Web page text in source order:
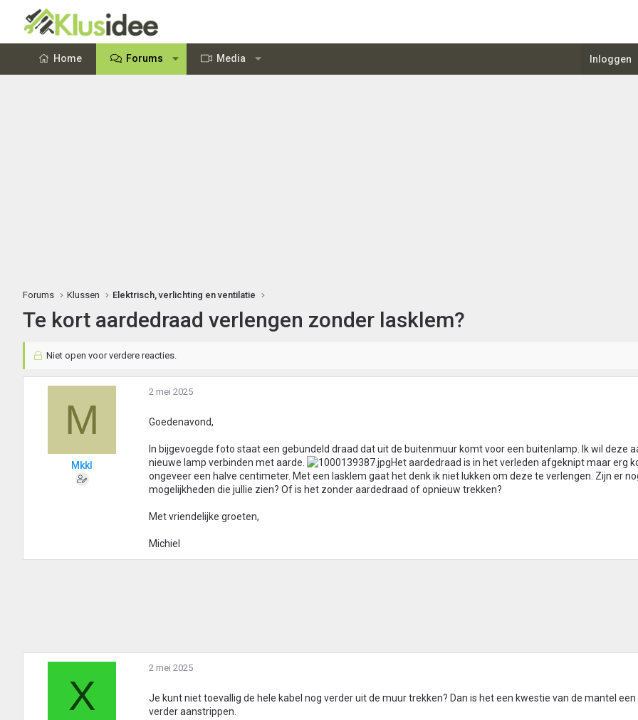
Home Forums Media Inloggen
Forums Klussen Elektrisch, verlichting en ventilatie
Te kort aardedraad verlengen zonder lasklem?
Niet open voor verdere reacties.
M
Mkkl
2 mei 2025
Goedenavond,
In bijgevoegde foto staat een gebundeld draad dat uit de buitenmuur komt voor een buitenlamp. Ik wil deze
nieuwe lamp verbinden met aarde.
Het aardedraad is in het verleden afgeknipt maar erg
ongeveer een halve centimeter. Met een lasklem gaat het denk ik niet lukken om deze te verlengen. Zijn er
mogelijkheden die jullie zien? Of is het zonder aardedraad of opnieuw trekken?
Met vriendelijke groeten,
Michiel
X
2 mei 2025
Je kunt niet toevallig de hele kabel nog verder uit de muur trekken? Dan is het een kwestie van de mantel een
verder aanstrippen.